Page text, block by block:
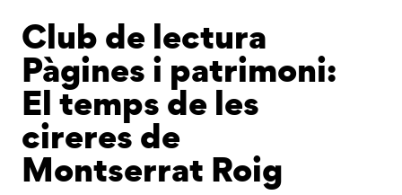
Club de lectura
Pàgines i patrimoni:
El temps de les
cireres de
Montserrat Roig